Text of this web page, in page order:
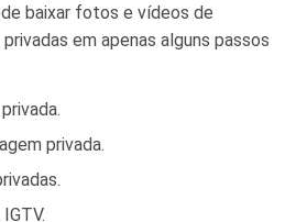
baixar fotos e vídeos de
em apenas alguns passos
privada.